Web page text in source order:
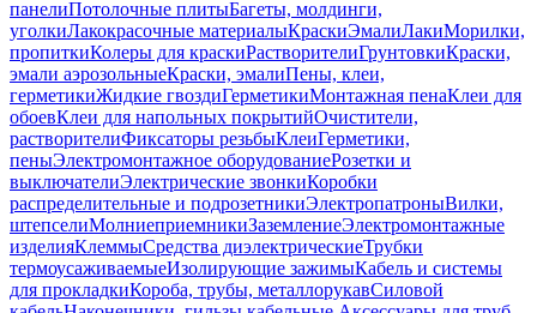
панелиПотолочные плитыБагеты, молдинги,
уголкиЛакокрасочные материалыКраскиЭмалиЛакиМорилки,
пропиткиКолеры для краскиРастворителиГрунтовкиКраски,
эмали аэрозольныеКраски, эмалиПены, клеи,
герметикиЖидкие гвоздиГерметикиМонтажная пенаКлеи для
обоевКлеи для напольных покрытийОчистители,
растворителиФиксаторы резьбыКлеиГерметики,
пеныЭлектромонтажное оборудованиеРозетки и
выключателиЭлектрические звонкиКоробки
распределительные и подрозетникиЭлектропатроныВилки,
штепселиМолниеприемникиЗаземлениеЭлектромонтажные
изделияКлеммыСредства диэлектрическиеТрубки
термоусаживаемыеИзолирующие зажимыКабель и системы
для прокладкиКороба, трубы, металлорукавСиловой